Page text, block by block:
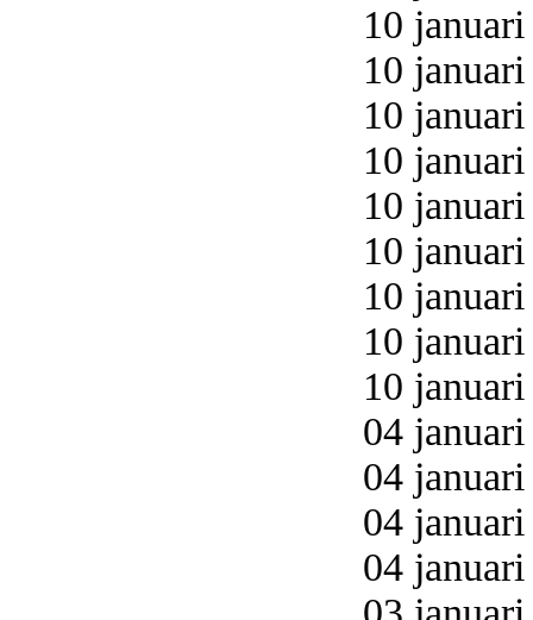
10
10
10
10
10
10
10
10
10
04
04
04
04